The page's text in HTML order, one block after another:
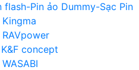
flash-Pin ảo Dummy-Sạc Pin
concept